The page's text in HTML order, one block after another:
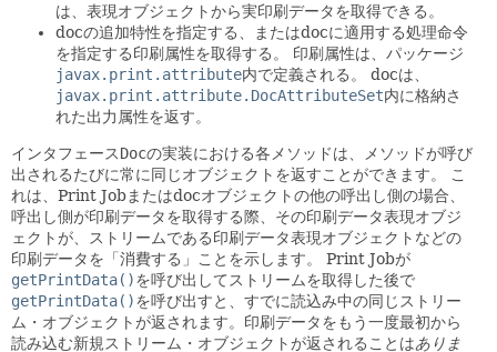
は、表現オブジェクトから実印刷データを取得できる。
docの追加特性を指定する、またはdocに適用する処理命令
を指定する印刷属性を取得する。
印刷属性は、パッケージ
javax.print.attribute内で定義される。
docは、
javax.print.attribute.DocAttributeSet内に格納さ
れた出力属性を返す。
インタフェースDocの実装における各メソッドは、メソッドが呼び
出されるたびに常に同じオブジェクトを返すことができます。
こ
れは、Print Jobまたはdocオブジェクトの他の呼出し側の場合、
呼出し側が印刷データを取得する際、その印刷データ表現オブジ
ェクトが、ストリームである印刷データ表現オブジェクトなどの
印刷データを「消費する」ことを示します。
Print Jobが
getPrintData()を呼び出してストリームを取得した後で
getPrintData()を呼び出すと、すでに読込み中の同じストリー
ム・オブジェクトが返されます。印刷データをもう一度最初から
読み込む新規ストリーム・オブジェクトが返されることはありま